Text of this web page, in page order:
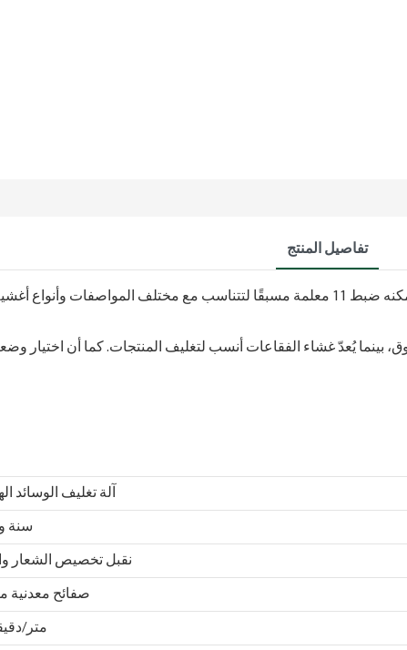
تفاصيل المنتج
بالإضافة إلى ذلك، تحتوي آلة الوسادة الهوائية على وضع مُعد مسبقًا، والذي يمكنه ضبط 11 معلمة مسبقًا
بينما يُعدّ غشاء الفقاعات أنسب لتغليف المنتجات. كما أن اختيار
آلة تغليف الوسائد
سنة
نقبل تخصيص الشعار
صفائح معدنية
23 متر/